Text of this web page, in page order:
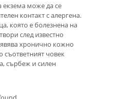
екзема може да се
контакт с алергена.
която е болезнена на
след известно
хронично кожно
съответният човек
сърбеж и силен